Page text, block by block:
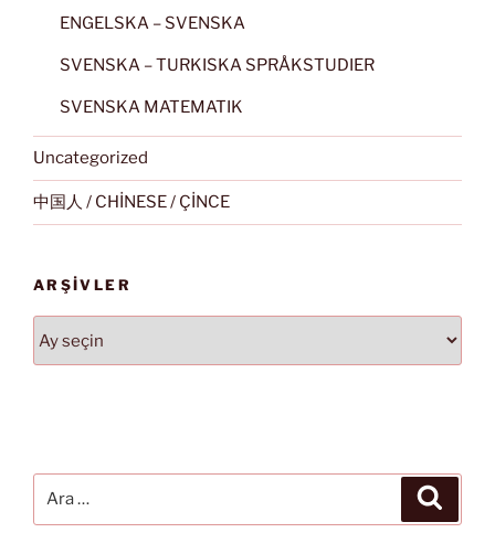
ENGELSKA – SVENSKA
SVENSKA – TURKISKA SPRÅKSTUDIER
SVENSKA MATEMATIK
Uncategorized
中国人 / CHİNESE / ÇİNCE
ARŞIVLER